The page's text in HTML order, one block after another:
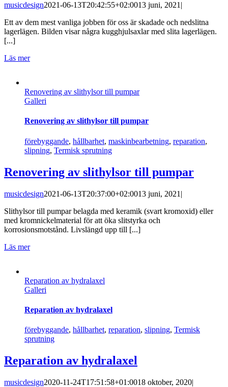
musicdesign2021-06-13T20:42:55+02:0013 juni, 2021 |
Ett av dem mest vanliga jobben för oss är skadade och nedslitna
lagerlägen. Bilden visar några kugghjulsaxlar med slita lagerlägen.
[...]
Läs mer
Renovering av slithylsor till pumpar
Galleri
Renovering av slithylsor till pumpar
förebyggande, hållbarhet, maskinbearbetning, reparation,
slipning, Termisk sprutning
Renovering av slithylsor till pumpar
musicdesign2021-06-13T20:37:00+02:0013 juni, 2021 |
Slithylsor till pumpar belagda med keramik (svart kromoxid) eller
med kromnickelmaterial för att öka slitstyrka och
korrosionsmotstånd. Livslängd upp till [...]
Läs mer
Reparation av hydralaxel
Galleri
Reparation av hydralaxel
förebyggande, hållbarhet, reparation, slipning, Termisk
sprutning
Reparation av hydralaxel
musicdesign2020-11-24T17:51:58+01:0018 oktober, 2020|